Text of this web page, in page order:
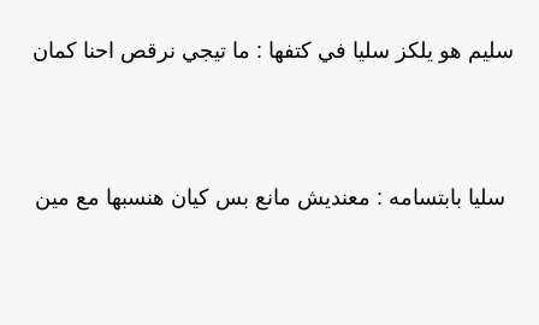
سليم هو يلكز سليا في كتفها : ما تيجي نرقص احنا كمان
سليا بابتسامه : معنديش مانع بس كيان هنسبها مع مين